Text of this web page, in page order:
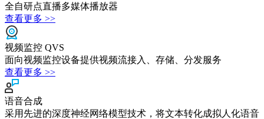
全自研点直播多媒体播放器
查看更多 >>
视频监控 QVS
面向视频监控设备提供视频流接入、存储、分发服务
查看更多 >>
语音合成
采用先进的深度神经网络模型技术，将文本转化成拟人化语音